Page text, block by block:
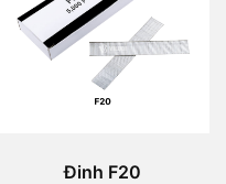
Đinh F20